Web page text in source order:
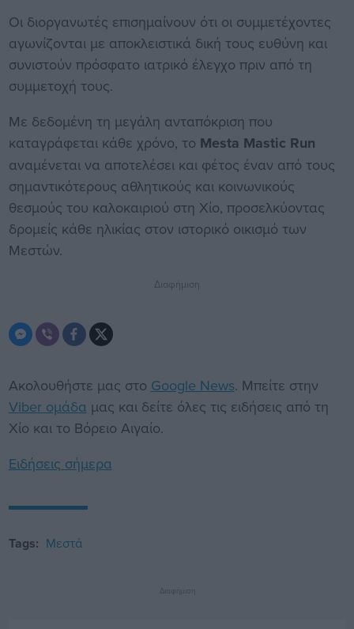
Οι διοργανωτές επισημαίνουν ότι οι συμμετέχοντες
αγωνίζονται με αποκλειστικά δική τους ευθύνη και
συνιστούν πρόσφατο ιατρικό έλεγχο πριν από τη
συμμετοχή τους.
Με δεδομένη τη μεγάλη ανταπόκριση που
καταγράφεται κάθε χρόνο, το Mesta Mastic Run
αναμένεται να αποτελέσει και φέτος έναν από τους
σημαντικότερους αθλητικούς και κοινωνικούς
θεσμούς του καλοκαιριού στη Χίο, προσελκύοντας
δρομείς κάθε ηλικίας στον ιστορικό οικισμό των
Μεστών.
Διαφήμιση
Ακολουθήστε μας στο Google News. Μπείτε στην
Viber ομάδα μας και δείτε όλες τις ειδήσεις από τη
Χίο και το Βόρειο Αιγαίο.
Ειδήσεις σήμερα
Tags: Μεστά
Διαφήμιση